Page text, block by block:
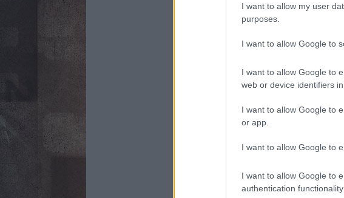
I want to allow my user
purposes.
I want to allow Google to
I want to allow Google to
web or device identifiers in
I want to allow Google to
or app.
I want to allow Google to
I want to allow Google to
authentication